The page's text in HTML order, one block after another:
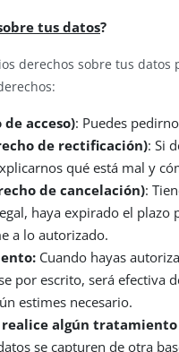
tus datos?
derechos sobre tus
acceso): Puedes
de rectificación): Si
qué está mal y
de cancelación):
haya expirado el
a lo autorizado.
Cuando hayas
por escrito, será efectiva
estimes necesario.
realice algún
se capturen de otra